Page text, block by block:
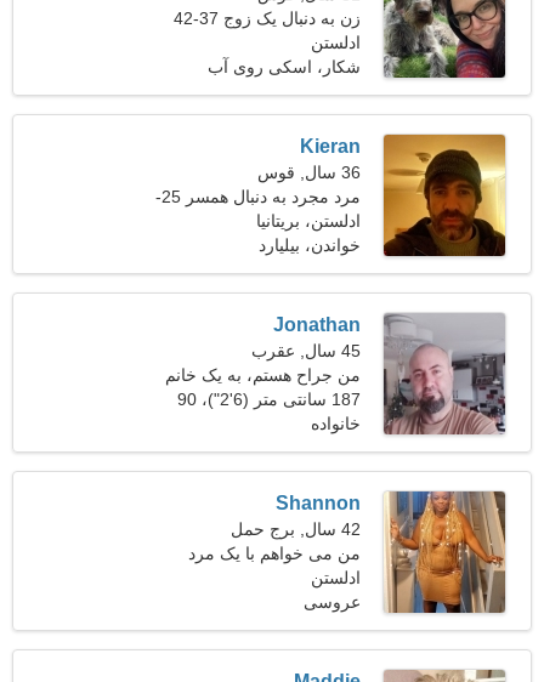
زن به دنبال یک زوج 37-42
ادلستن
شکار، اسکی روی آب
Kieran
36 سال, قوس
مرد مجرد به دنبال همسر 25-
32
ادلستن، بریتانیا
خواندن، بیلیارد
Jonathan
45 سال, عقرب
من جراح هستم، به یک خانم
باحال نیاز دارم
187 سانتی متر (6'2")، 90
کیلوگرم (198 پوند)
خانواده
Shannon
42 سال, برج حمل
من می خواهم با یک مرد
فریبنده آشنا شوم
ادلستن
عروسی